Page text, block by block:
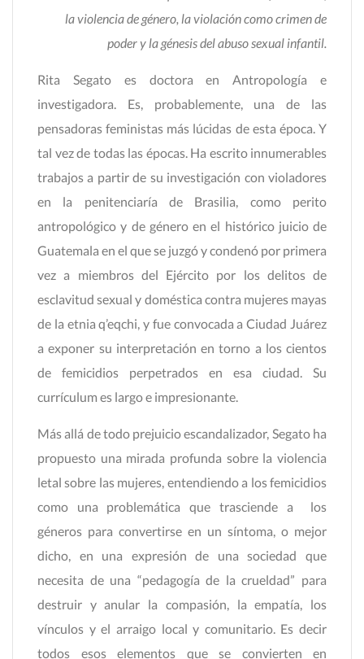
la violencia de género, la violación como crimen de
poder y la génesis del abuso sexual infantil.
Rita Segato es doctora en Antropología e
investigadora. Es, probablemente, una de las
pensadoras feministas más lúcidas de esta época. Y
tal vez de todas las épocas. Ha escrito innumerables
trabajos a partir de su investigación con violadores
en la penitenciaría de Brasilia, como perito
antropológico y de género en el histórico juicio de
Guatemala en el que se juzgó y condenó por primera
vez a miembros del Ejército por los delitos de
esclavitud sexual y doméstica contra mujeres mayas
de la etnia q’eqchi, y fue convocada a Ciudad Juárez
a exponer su interpretación en torno a los cientos
de femicidios perpetrados en esa ciudad. Su
currículum es largo e impresionante.
Más allá de todo prejuicio escandalizador, Segato ha
propuesto una mirada profunda sobre la violencia
letal sobre las mujeres, entendiendo a los femicidios
como una problemática que trasciende a los
géneros para convertirse en un síntoma, o mejor
dicho, en una expresión de una sociedad que
necesita de una “pedagogía de la crueldad” para
destruir y anular la compasión, la empatía, los
vínculos y el arraigo local y comunitario. Es decir
todos esos elementos que se convierten en